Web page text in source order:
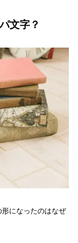
文字？
になったのはなぜ